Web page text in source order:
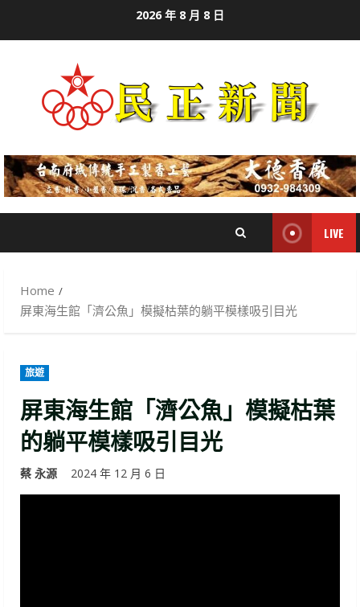
2026 年 8 月 8 日
LIVE
Home
屏東海生館「濟公魚」模擬枯葉的躺平模樣吸引目光
旅遊
屏東海生館「濟公魚」模擬枯葉
的躺平模樣吸引目光
蔡 永源 2024 年 12 月 6 日